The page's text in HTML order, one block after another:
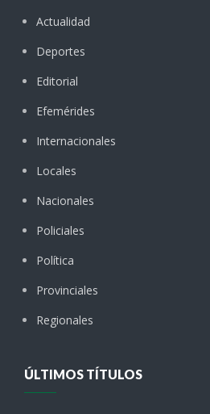
Actualidad
Deportes
Editorial
Efemérides
Internacionales
Locales
Nacionales
Policiales
Política
Provinciales
Regionales
ÚLTIMOS TÍTULOS